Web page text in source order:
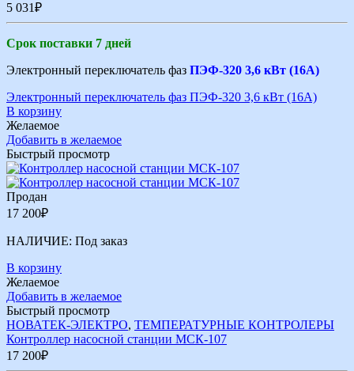
5 031₽
Срок поставки 7 дней
Электронный переключатель фаз ПЭФ-320 3,6 кВт (16А)
Электронный переключатель фаз ПЭФ-320 3,6 кВт (16А)
В корзину
Желаемое
Добавить в желаемое
Быстрый просмотр
Продан
17 200₽
НАЛИЧИЕ: Под заказ
В корзину
Желаемое
Добавить в желаемое
Быстрый просмотр
НОВАТЕК-ЭЛЕКТРО, ТЕМПЕРАТУРНЫЕ КОНТРОЛЕРЫ
Контроллер насосной станции МСК-107
17 200₽